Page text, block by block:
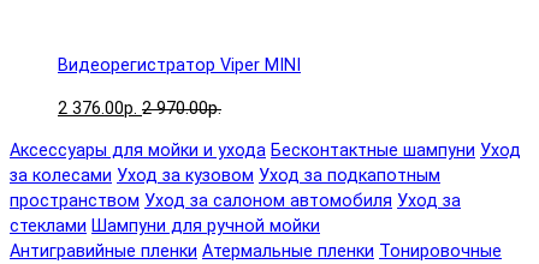
Видеорегистратор Viper MINI
2 376.00р. 2 970.00р.
Аксессуары для мойки и ухода Бесконтактные шампуни Уход
за колесами Уход за кузовом Уход за подкапотным
пространством Уход за салоном автомобиля Уход за
стеклами Шампуни для ручной мойки
Антигравийные пленки Атермальные пленки Тонировочные